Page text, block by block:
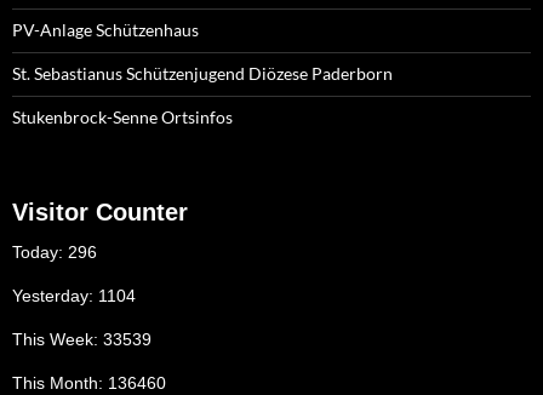
PV-Anlage Schützenhaus
St. Sebastianus Schützenjugend Diözese Paderborn
Stukenbrock-Senne Ortsinfos
Visitor Counter
Today: 296
Yesterday: 1104
This Week: 33539
This Month: 136460